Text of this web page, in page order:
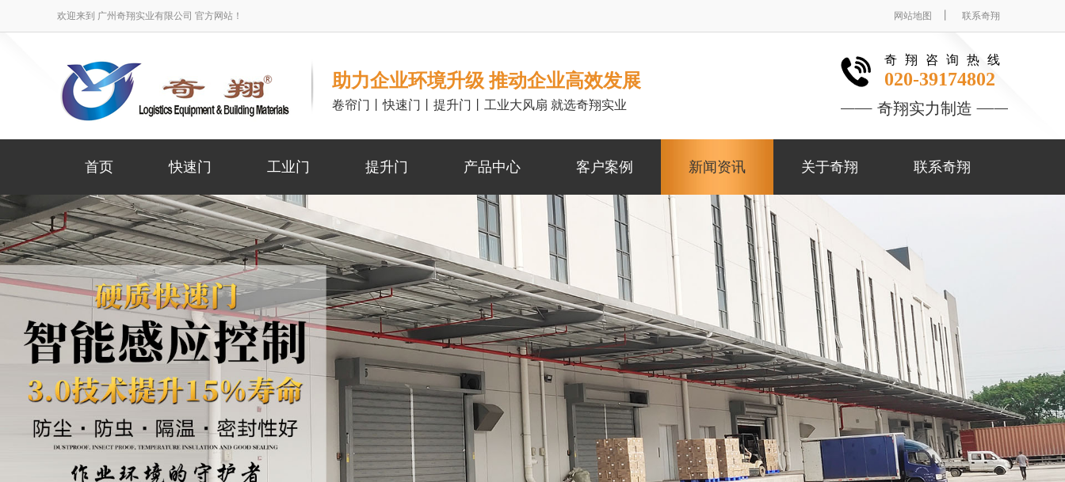
欢迎来到 广州奇翔实业有限公司 官方网站！ 网站地图 联系奇翔
助力企业环境升级 推动企业高效发展
卷帘门丨快速门丨提升门丨工业大风扇 就选奇翔实业
奇翔咨询热线
020-39174802
奇翔实力制造
首页 快速门 工业门 提升门 产品中心 客户案例 新闻资讯 关于奇翔 联系奇翔